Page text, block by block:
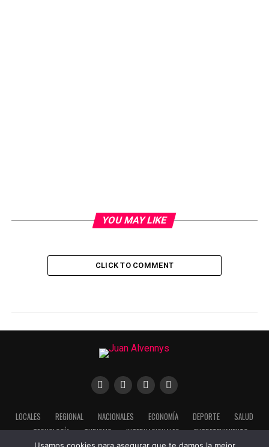
YOU MAY LIKE
CLICK TO COMMENT
LOCALES REGIONAL NACIONALES ECONOMÍA DEPORTE
SALUD
TECNOLOGÍA
TURISMO INTERNACIONALES ENTRETENIMIENTO